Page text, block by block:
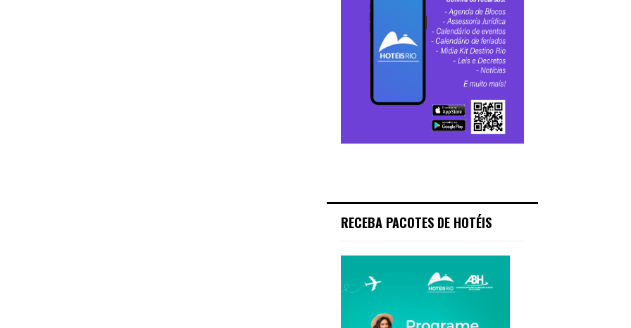
RECEBA PACOTES DE HOTÉIS